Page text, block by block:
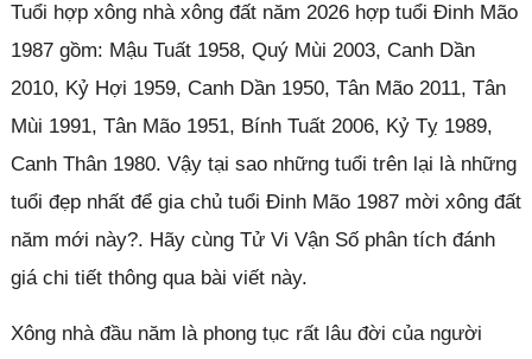
Tuổi hợp xông nhà xông đất năm 2026 hợp tuổi Đinh Mão
1987 gồm: Mậu Tuất 1958, Quý Mùi 2003, Canh Dần
2010, Kỷ Hợi 1959, Canh Dần 1950, Tân Mão 2011, Tân
Mùi 1991, Tân Mão 1951, Bính Tuất 2006, Kỷ Tỵ 1989,
Canh Thân 1980. Vậy tại sao những tuổi trên lại là những
tuổi đẹp nhất để gia chủ tuổi Đinh Mão 1987 mời xông đất
năm mới này?. Hãy cùng Tử Vi Vận Số phân tích đánh
giá chi tiết thông qua bài viết này.
Xông nhà đầu năm là phong tục rất lâu đời của người